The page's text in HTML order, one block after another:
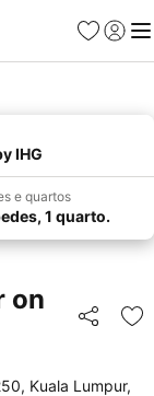
Favoritos
Iniciar
IHG
e quartos
1 quarto.
on
Partilhar
Kuala Lumpur,